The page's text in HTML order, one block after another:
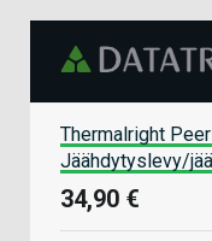
Thermalright
Jäähdytyslevy/
34,90 €